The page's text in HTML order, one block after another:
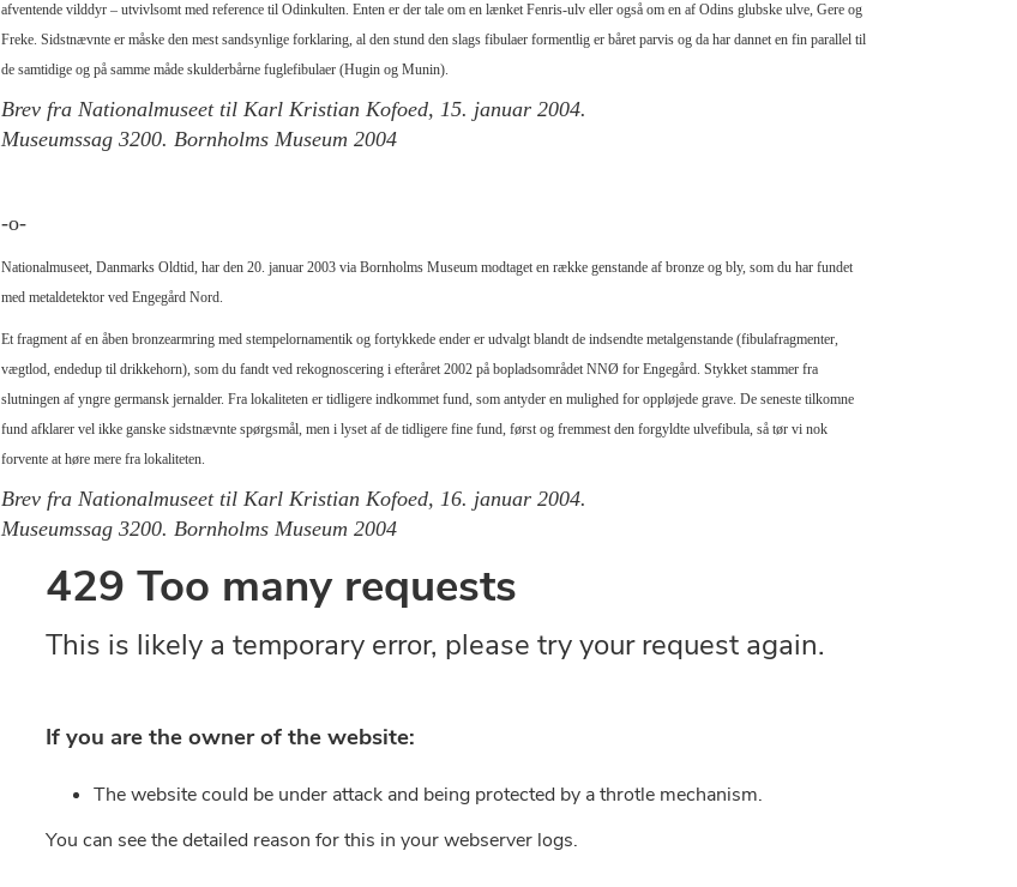
afventende vilddyr – utvivlsomt med reference til Odinkulten. Enten er der tale om en lænket Fenris-ulv eller også om en af Odins glubske ulve, Gere og
Freke. Sidstnævnte er måske den mest sandsynlige forklaring, al den stund den slags fibulaer formentlig er båret parvis og da har dannet en fin parallel til
de samtidige og på samme måde skulderbårne fuglefibulaer (Hugin og Munin).
Brev fra Nationalmuseet til Karl Kristian Kofoed, 15. januar 2004.
Museumssag 3200. Bornholms Museum 2004
-o-
Nationalmuseet, Danmarks Oldtid, har den 20. januar 2003 via Bornholms Museum modtaget en række genstande af bronze og bly, som du har fundet
med metaldetektor ved Engegård Nord.
Et fragment af en åben bronzearmring med stempelornamentik og fortykkede ender er udvalgt blandt de indsendte metalgenstande (fibulafragmenter,
vægtlod, endedup til drikkehorn), som du fandt ved rekognoscering i efteråret 2002 på bopladsområdet NNØ for Engegård. Stykket stammer fra
slutningen af yngre germansk jernalder. Fra lokaliteten er tidligere indkommet fund, som antyder en mulighed for oppløjede grave. De seneste tilkomne
fund afklarer vel ikke ganske sidstnævnte spørgsmål, men i lyset af de tidligere fine fund, først og fremmest den forgyldte ulvefibula, så tør vi nok
forvente at høre mere fra lokaliteten.
Brev fra Nationalmuseet til Karl Kristian Kofoed, 16. januar 2004.
Museumssag 3200. Bornholms Museum 2004